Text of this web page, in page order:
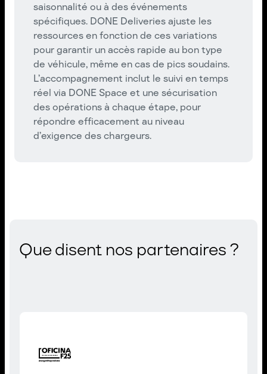
saisonnalité ou à des événements
spécifiques. DONE Deliveries ajuste les
ressources en fonction de ces variations
pour garantir un accès rapide au bon type
de véhicule, même en cas de pics soudains.
L’accompagnement inclut le suivi en temps
réel via DONE Space et une sécurisation
des opérations à chaque étape, pour
répondre efficacement au niveau
d’exigence des chargeurs.
Que disent nos partenaires ?